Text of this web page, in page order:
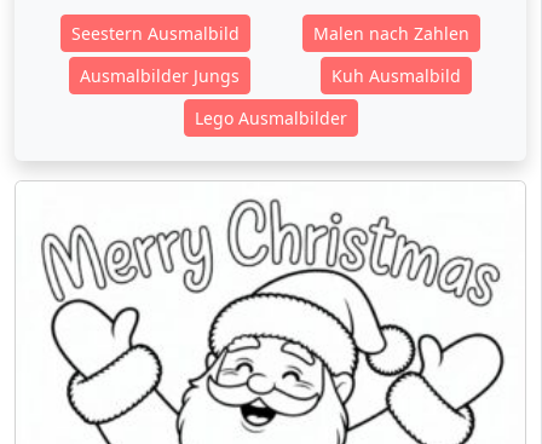
Seestern Ausmalbild
Malen nach Zahlen
Ausmalbilder Jungs
Kuh Ausmalbild
Lego Ausmalbilder